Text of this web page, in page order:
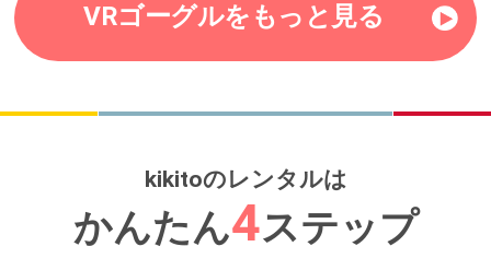
VRゴーグルをもっと見る
kikitoのレンタルは
かんたん4ステップ